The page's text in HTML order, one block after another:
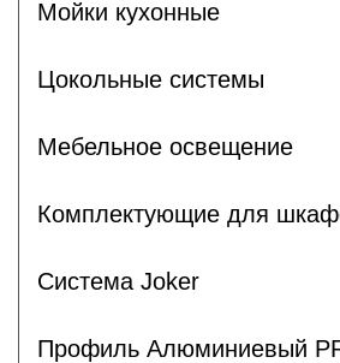
Мойки кухонные
Цокольные системы
Мебельное освещение
Комплектующие для
Система Joker
Профиль Алюминиевый